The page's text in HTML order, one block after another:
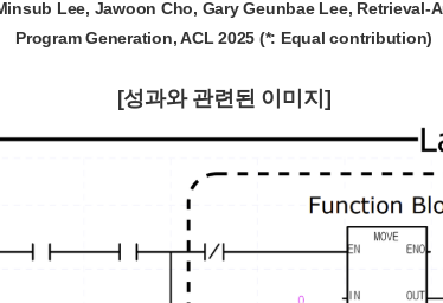
Lee, Jawoon Cho, Gary Geunbae Lee,
Program Generation, ACL 2025 (*: Equal contribution)
[성과와 관련된 이미지]